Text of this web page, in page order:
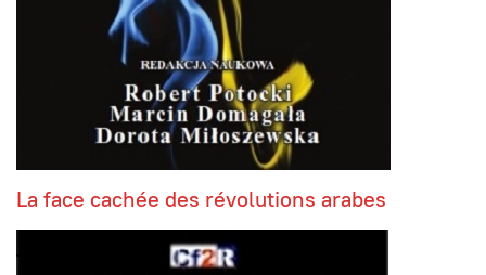
La face cachée des révolutions arabes